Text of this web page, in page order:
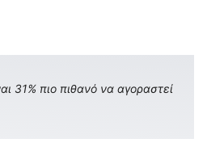
31% πιο πιθανό να αγοραστεί